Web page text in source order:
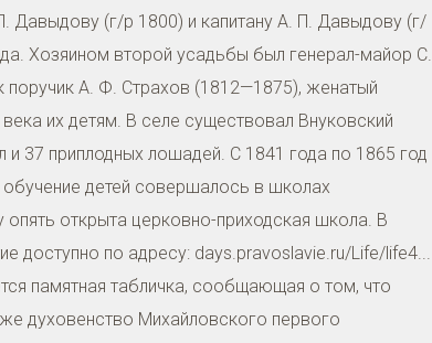
Давыдову (г/р 1800) и капитану А. П. Давыдову (г/
Хозяином второй усадьбы был генерал-майор С.
А. Ф. Страхов (1812—1875), женатый
их детям. В селе существовал Внуковский
37 приплодных лошадей. С 1841 года по 1865 год
детей совершалось в школах
открыта церковно-приходская школа. В
доступно по адресу: days.pravoslavie.ru/Life/life4...
памятная табличка, сообщающая о том, что
духовенство Михайловского первого